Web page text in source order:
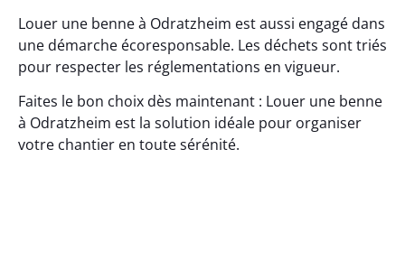
Louer une benne à Odratzheim est aussi engagé dans
une démarche écoresponsable. Les déchets sont triés
pour respecter les réglementations en vigueur.
Faites le bon choix dès maintenant : Louer une benne
à Odratzheim est la solution idéale pour organiser
votre chantier en toute sérénité.